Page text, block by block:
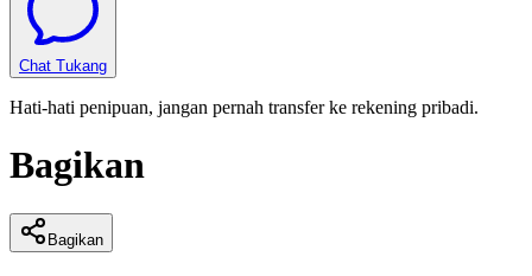
Chat Tukang
Hati-hati penipuan, jangan pernah transfer ke rekening pribadi.
Bagikan
Bagikan